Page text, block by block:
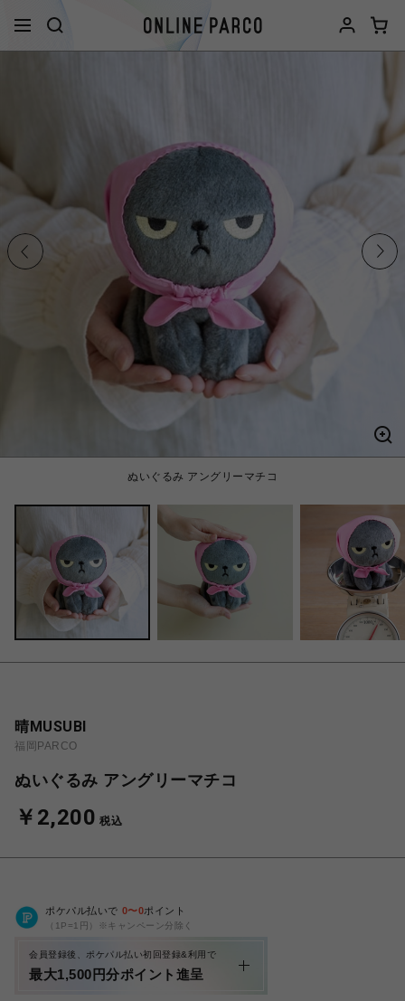
ぬいぐるみ アングリーマチコ
晴MUSUBI
福岡PARCO
ぬいぐるみ アングリーマチコ
￥2,200 税込
ポケパル払いで 0〜0ポイント
（1P=1円）※キャンペーン分除く
会員登録後、ポケパル払い初回登録&利用で
最大1,500円分ポイント進呈